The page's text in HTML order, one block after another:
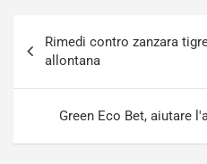
articoli
Rimedi contro zanzara
allontana
Green Eco Bet, aiutare